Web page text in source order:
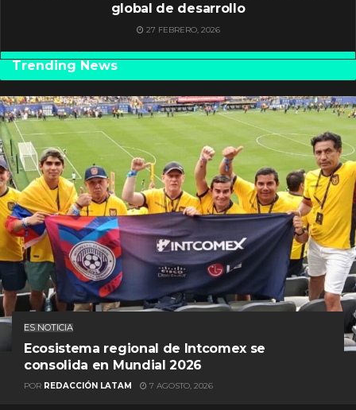
global de desarrollo
27 FEBRERO, 2026
Trending News
ES NOTICIA
Ecosistema regional de Intcomex se
consolida en Mundial 2026
POR REDACCIÓN LATAM 7 AGOSTO, 2026